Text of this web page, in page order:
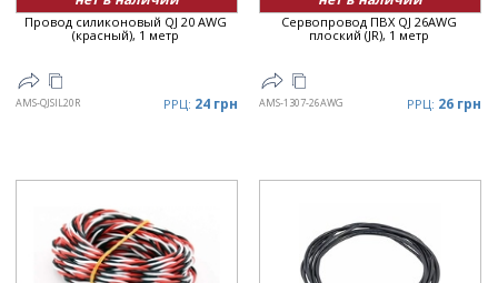
Провод силиконовый QJ 20 AWG
(красный), 1 метр
AMS-QJSIL20R РРЦ: 24 грн
Сервопровод ПВХ QJ 26AWG
плоский (JR), 1 метр
AMS-1307-26AWG РРЦ: 26 грн